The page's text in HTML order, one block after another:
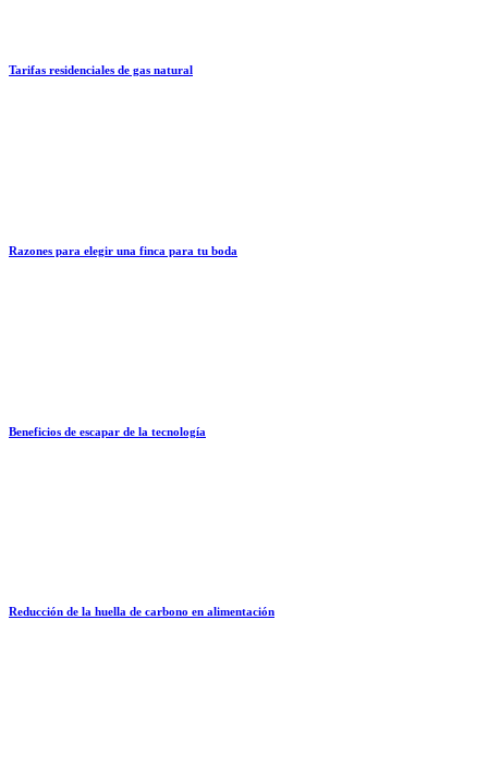
Tarifas residenciales de gas natural
Razones para elegir una finca para tu boda
Beneficios de escapar de la tecnología
Reducción de la huella de carbono en alimentación